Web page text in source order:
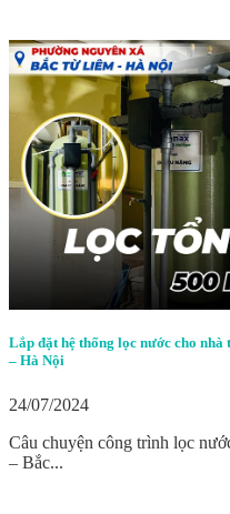
Lắp đặt hệ thống lọc nước cho
– Hà Nội
24/07/2024
Câu chuyện công trình lọc
– Bắc...